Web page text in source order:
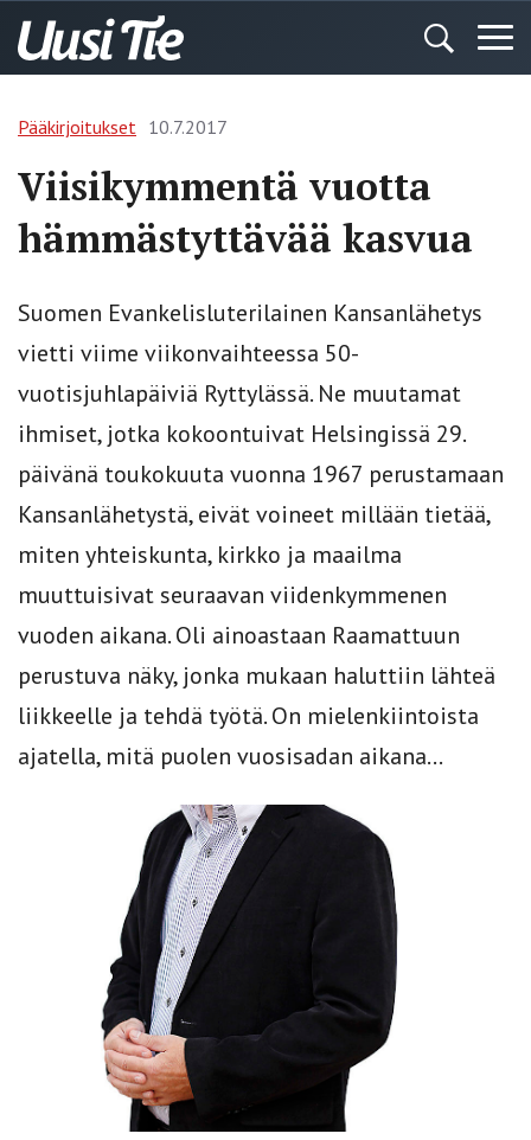
Pääkirjoitukset 10.7.2017
Viisikymmentä vuotta
hämmästyttävää kasvua
Suomen Evankelisluterilainen Kansanlähetys
vietti viime viikonvaihteessa 50-
vuotisjuhlapäiviä Ryttylässä. Ne muutamat
ihmiset, jotka kokoontuivat Helsingissä 29.
päivänä toukokuuta vuonna 1967 perustamaan
Kansanlähetystä, eivät voineet millään tietää,
miten yhteiskunta, kirkko ja maailma
muuttuisivat seuraavan viidenkymmenen
vuoden aikana. Oli ainoastaan Raamattuun
perustuva näky, jonka mukaan haluttiin lähteä
liikkeelle ja tehdä työtä. On mielenkiintoista
ajatella, mitä puolen vuosisadan aikana...